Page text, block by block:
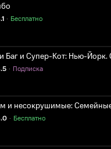
Бесплатно
·
Баг и Супер-Кот: Нью-Йорк.
Подписка
·
и несокрушимые:
Бесплатно
·